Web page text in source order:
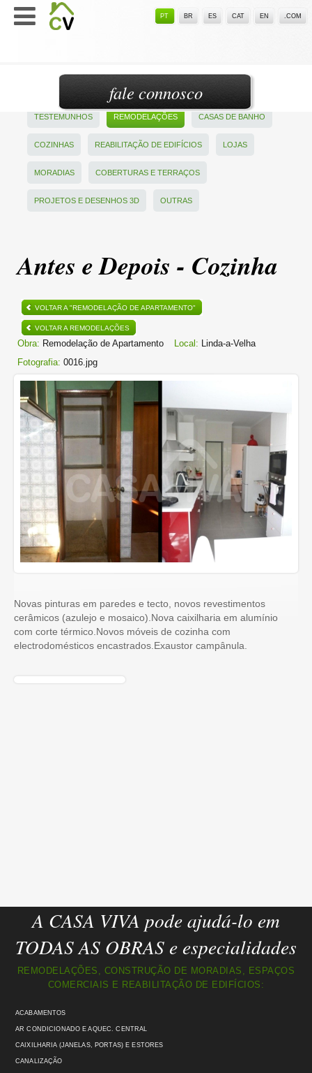
PT BR ES CAT EN .COM
TESTEMUNHOS REMODELAÇÕES CASAS DE BANHO
COZINHAS REABILITAÇÃO DE EDIFÍCIOS LOJAS
MORADIAS COBERTURAS E TERRAÇOS
PROJETOS E DESENHOS 3D OUTRAS
Antes e Depois - Cozinha
VOLTAR A "REMODELAÇÃO DE APARTAMENTO"
VOLTAR A REMODELAÇÕES
Obra: Remodelação de Apartamento Local: Linda-a-Velha
Fotografia: 0016.jpg
Novas pinturas em paredes e tecto, novos revestimentos
cerâmicos (azulejo e mosaico).Nova caixilharia em alumínio
com corte térmico.Novos móveis de cozinha com
electrodomésticos encastrados.Exaustor campânula.
fale connosco
A CASA VIVA pode ajudá-lo em
TODAS AS OBRAS e especialidades
REMODELAÇÕES, CONSTRUÇÃO DE MORADIAS, ESPAÇOS
COMERCIAIS E REABILITAÇÃO DE EDIFÍCIOS:
ACABAMENTOS
AR CONDICIONADO E AQUEC. CENTRAL
CAIXILHARIA (JANELAS, PORTAS) E ESTORES
CANALIZAÇÃO